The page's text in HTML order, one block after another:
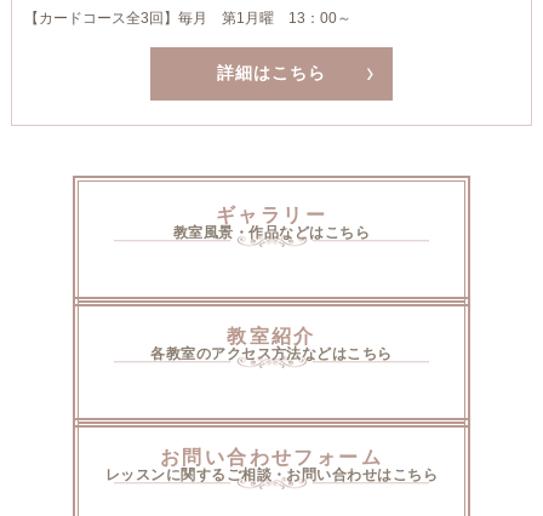
【カードコース全3回】毎月 第1月曜 13：00～
詳細はこちら
ギャラリー
教室風景・作品などはこちら
教室紹介
各教室のアクセス方法などはこちら
お問い合わせフォーム
レッスンに関するご相談・お問い合わせはこちら